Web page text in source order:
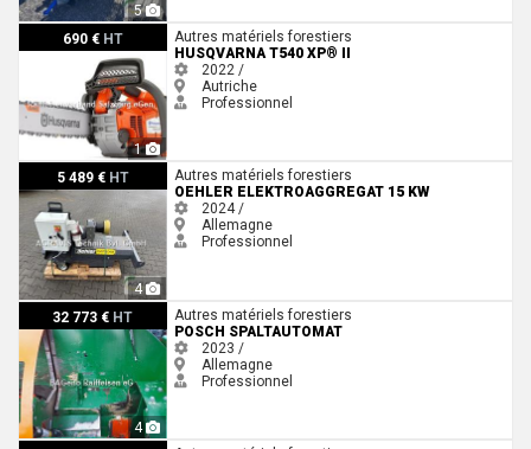
5
690 € HT
1
Husqvarna T540 XP® II
Autres matériels forestiers
HUSQVARNA T540 XP® II
2022 /
Autriche
Professionnel
5 489 € HT
4
Oehler ELEKTROAGGREGAT 15 KWAutres matériels forestiers
OEHLER ELEKTROAGGREGAT 15 KW
2024 /
Allemagne
Professionnel
32 773 € HT
4
Posch Spaltautomat
Autres matériels forestiers
POSCH SPALTAUTOMAT
2023 /
Allemagne
Professionnel